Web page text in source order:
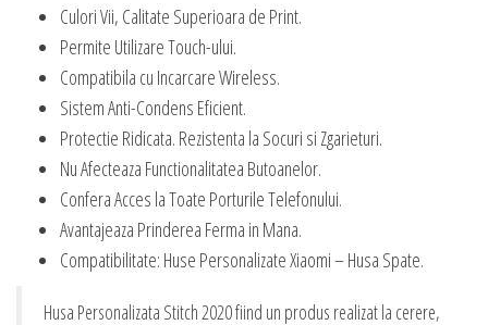
Culori Vii, Calitate Superioara de Print.
Permite Utilizare Touch-ului.
Compatibila cu Incarcare Wireless.
Sistem Anti-Condens Eficient.
Protectie Ridicata. Rezistenta la Socuri si Zgarieturi.
Nu Afecteaza Functionalitatea Butoanelor.
Confera Acces la Toate Porturile Telefonului.
Avantajeaza Prinderea Ferma in Mana.
Compatibilitate: Huse Personalizate Xiaomi – Husa Spate.
Husa Personalizata Stitch 2020 fiind un produs realizat la cerere,